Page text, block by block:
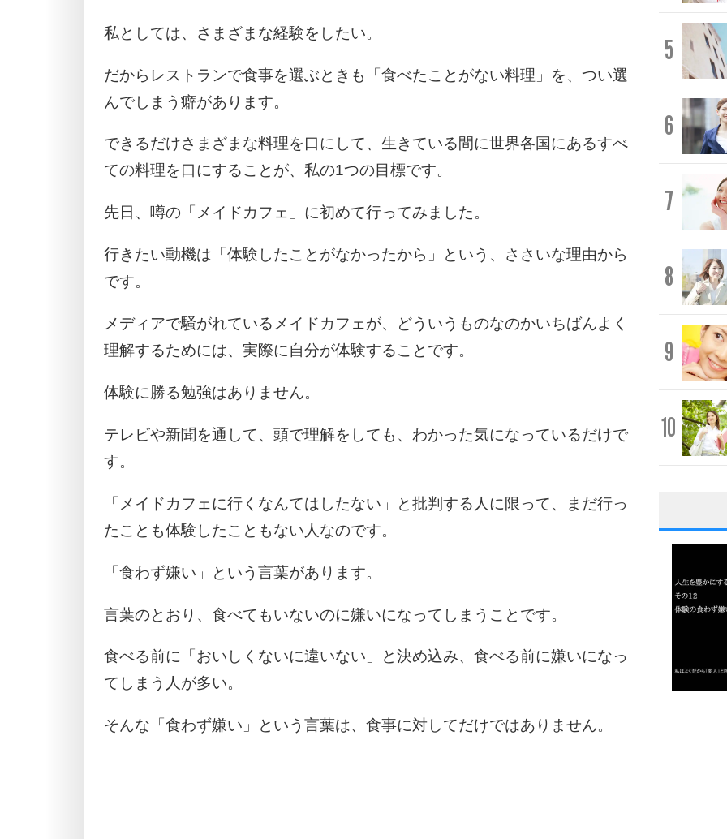
私としては、さまざまな経験をしたい。
だからレストランで食事を選ぶときも「食べたことがない料理」を、つい選
んでしまう癖があります。
できるだけさまざまな料理を口にして、生きている間に世界各国にあるすべ
ての料理を口にすることが、私の1つの目標です。
先日、噂の「メイドカフェ」に初めて行ってみました。
行きたい動機は「体験したことがなかったから」という、ささいな理由から
です。
メディアで騒がれているメイドカフェが、どういうものなのかいちばんよく
理解するためには、実際に自分が体験することです。
体験に勝る勉強はありません。
テレビや新聞を通して、頭で理解をしても、わかった気になっているだけで
す。
「メイドカフェに行くなんてはしたない」と批判する人に限って、まだ行っ
たことも体験したこともない人なのです。
「食わず嫌い」という言葉があります。
言葉のとおり、食べてもいないのに嫌いになってしまうことです。
食べる前に「おいしくないに違いない」と決め込み、食べる前に嫌いになっ
てしまう人が多い。
そんな「食わず嫌い」という言葉は、食事に対してだけではありません。
5
6
7
8
9
10
1
3